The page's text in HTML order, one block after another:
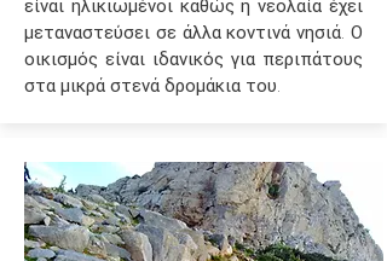
είναι ηλικιωμένοι καθώς η νεολαία έχει
μεταναστεύσει σε άλλα κοντινά νησιά. Ο
οικισμός είναι ιδανικός για περιπάτους
στα μικρά στενά δρομάκια του.